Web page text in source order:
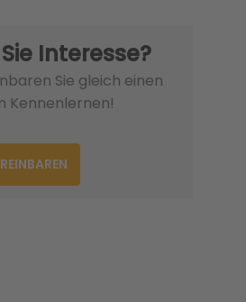
Interesse?
Sie gleich einen
Kennenlernen!